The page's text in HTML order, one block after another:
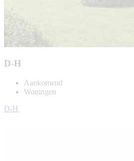
D-H
Aankomend
Woningen
D-H